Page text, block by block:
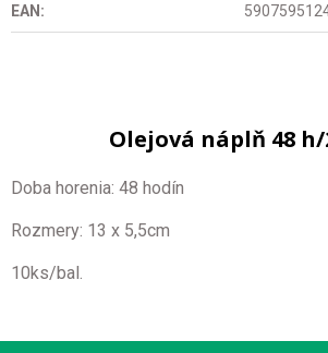
EAN:
Olejová náplň 48 h/
Doba horenia: 48 hodín
Rozmery: 13 x 5,5cm
10ks/bal.